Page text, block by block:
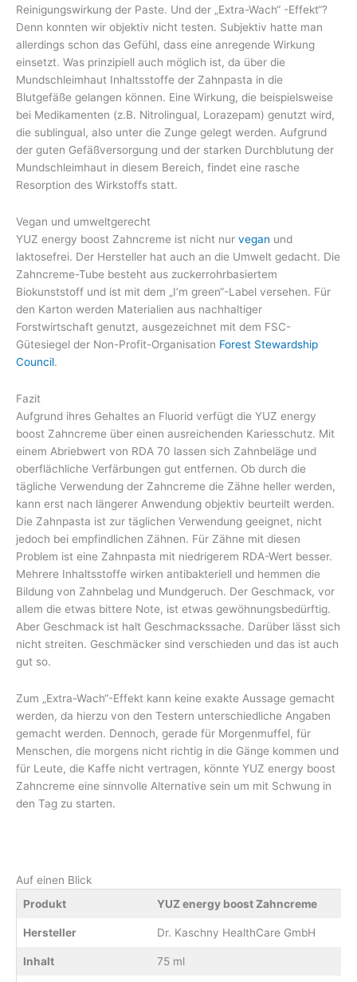
Reinigungswirkung der Paste. Und der „Extra-Wach“ -Effekt“?
Denn konnten wir objektiv nicht testen. Subjektiv hatte man
allerdings schon das Gefühl, dass eine anregende Wirkung
einsetzt. Was prinzipiell auch möglich ist, da über die
Mundschleimhaut Inhaltsstoffe der Zahnpasta in die
Blutgefäße gelangen können. Eine Wirkung, die beispielsweise
bei Medikamenten (z.B. Nitrolingual, Lorazepam) genutzt wird,
die sublingual, also unter die Zunge gelegt werden. Aufgrund
der guten Gefäßversorgung und der starken Durchblutung der
Mundschleimhaut in diesem Bereich, findet eine rasche
Resorption des Wirkstoffs statt.
Vegan und umweltgerecht
YUZ energy boost Zahncreme ist nicht nur vegan und
laktosefrei. Der Hersteller hat auch an die Umwelt gedacht. Die
Zahncreme-Tube besteht aus zuckerrohrbasiertem
Biokunststoff und ist mit dem „I’m green“-Label versehen. Für
den Karton werden Materialien aus nachhaltiger
Forstwirtschaft genutzt, ausgezeichnet mit dem FSC-
Gütesiegel der Non-Profit-Organisation Forest Stewardship
Council.
Fazit
Aufgrund ihres Gehaltes an Fluorid verfügt die YUZ energy
boost Zahncreme über einen ausreichenden Kariesschutz. Mit
einem Abriebwert von RDA 70 lassen sich Zahnbeläge und
oberflächliche Verfärbungen gut entfernen. Ob durch die
tägliche Verwendung der Zahncreme die Zähne heller werden,
kann erst nach längerer Anwendung objektiv beurteilt werden.
Die Zahnpasta ist zur täglichen Verwendung geeignet, nicht
jedoch bei empfindlichen Zähnen. Für Zähne mit diesen
Problem ist eine Zahnpasta mit niedrigerem RDA-Wert besser.
Mehrere Inhaltsstoffe wirken antibakteriell und hemmen die
Bildung von Zahnbelag und Mundgeruch. Der Geschmack, vor
allem die etwas bittere Note, ist etwas gewöhnungsbedürftig.
Aber Geschmack ist halt Geschmackssache. Darüber lässt sich
nicht streiten. Geschmäcker sind verschieden und das ist auch
gut so.
Zum „Extra-Wach“-Effekt kann keine exakte Aussage gemacht
werden, da hierzu von den Testern unterschiedliche Angaben
gemacht werden. Dennoch, gerade für Morgenmuffel, für
Menschen, die morgens nicht richtig in die Gänge kommen und
für Leute, die Kaffe nicht vertragen, könnte YUZ energy boost
Zahncreme eine sinnvolle Alternative sein um mit Schwung in
den Tag zu starten.
Auf einen Blick
Produkt
YUZ energy boost Zahncreme
Hersteller Dr. Kaschny HealthCare GmbH
Inhalt 75 ml